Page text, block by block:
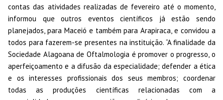
contas das atividades realizadas de fevereiro até o momento,
informou que outros eventos científicos já estão sendo
planejados, para Maceió e também para Arapiraca, e convidou a
todos para fazerem-se presentes na instituição. “A finalidade da
Sociedade Alagoana de Oftalmologia é promover o progresso, o
aperfeiçoamento e a difusão da especialidade; defender a ética
e os interesses profissionais dos seus membros; coordenar
todas as produções científicas relacionadas com a